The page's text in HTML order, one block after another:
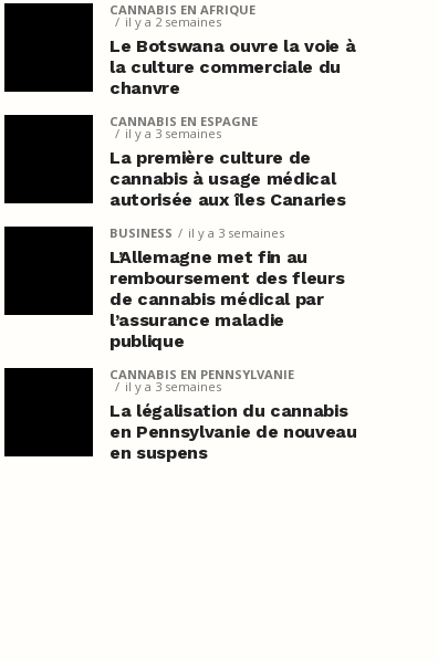
CANNABIS EN AFRIQUE
il y a 2 semaines
Le Botswana ouvre la voie à
la culture commerciale du
chanvre
CANNABIS EN ESPAGNE
il y a 3 semaines
La première culture de
cannabis à usage médical
autorisée aux îles Canaries
BUSINESS il y a 3 semaines
L’Allemagne met fin au
remboursement des fleurs
de cannabis médical par
l’assurance maladie
publique
CANNABIS EN PENNSYLVANIE
il y a 3 semaines
La légalisation du cannabis
en Pennsylvanie de nouveau
en suspens